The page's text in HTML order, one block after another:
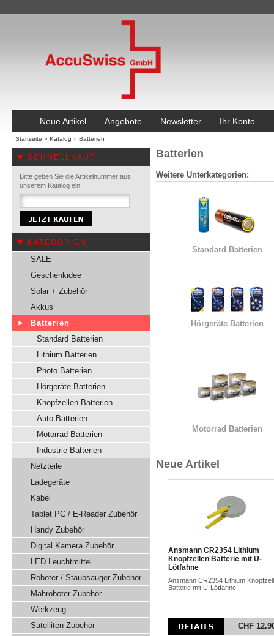
Neue Artikel Angebote Newsletter Ihr Konto
Startseite » Katalog » Batterien
SCHNELLKAUF
Bitte geben Sie die Artikelnummer aus
unserem Katalog ein.
KATEGORIEN
SALE
Geschenkidee
Solar + Zubehör
Akkus
Batterien
Standard Batterien
Lithium Batterien
Photo Batterien
Hörgeräte Batterien
Knopfzellen Batterien
Auto Batterien
Motorrad Batterien
Industrie Batterien
Netzteile
Ladegeräte
Kabel
Tablet PC / E-Reader Zubehör
Handy Zubehör
Digital Kamera Zubehör
LED Leuchtmittel
Roboter / Staubsauger Zubehör
Mähroboter Zubehör
Werkzeug
Satelliten Zubehör
Batterien
Weitere Unterkategorien:
Standard Batterien
Hörgeräte Batterien
Motorrad Batterien
Neue Artikel
Ansmann CR2354 Lithium
Knopfzellen Batterie mit U-
Lötfahne
Ansmann CR2354 Lithium
Batterie mit U-Lötfahne
CHF